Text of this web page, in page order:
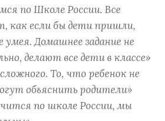
по Школе России. Все
как если бы дети пришли,
умея. Домашнее задание не
делают все дети в классе»
То, что ребенок не
объяснить родители»
по школе России, мы